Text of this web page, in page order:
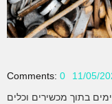
11/05/
Comments: 0
בתוך מכשירים וכלים